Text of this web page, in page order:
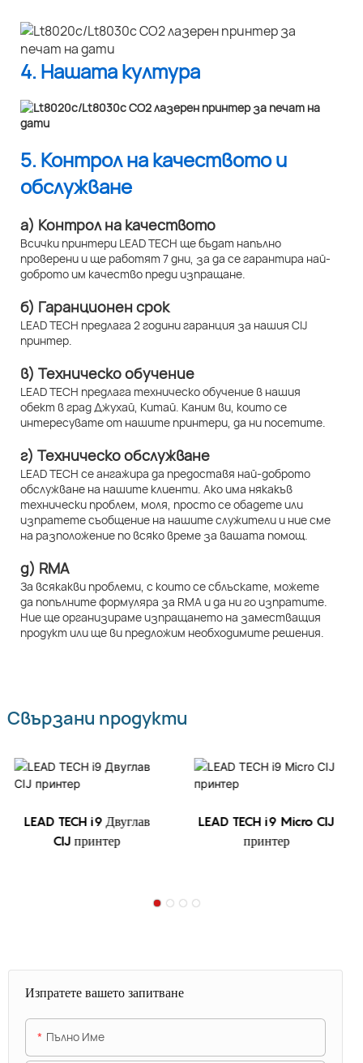
4. Нашата култура
5. Контрол на качеството и
обслужване
а) Контрол на качеството
Всички принтери LEAD TECH ще бъдат напълно
проверени и ще работят 7 дни, за да се гарантира най-
доброто им качество преди изпращане.
б) Гаранционен срок
LEAD TECH предлага 2 години гаранция за нашия CIJ
принтер.
в) Техническо обучение
LEAD TECH предлага техническо обучение в нашия
обект в град Джухай, Китай. Каним ви, които се
интересувате от нашите принтери, да ни посетите.
г) Техническо обслужване
LEAD TECH се ангажира да предоставя най-доброто
обслужване на нашите клиенти. Ако има някакъв
технически проблем, моля, просто се обадете или
изпратете съобщение на нашите служители и ние сме
на разположение по всяко време за вашата помощ.
д) RMA
За всякакви проблеми, с които се сблъскате, можете
да попълните формуляра за RMA и да ни го изпратите.
Ние ще организираме изпращането на заместващия
продукт или ще ви предложим необходимите решения.
Свързани продукти
LEAD TECH i9 Двуглав
CIJ принтер
LEAD TECH i9 Micro CIJ
принтер
Изпратете вашето запитване
Пълно Име